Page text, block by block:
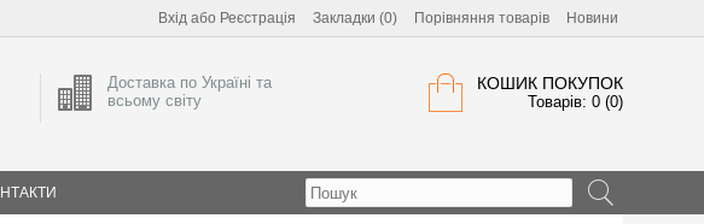
Вхід або Реєстрація Закладки (0) Порівняння товарів Новини
КОШИК ПОКУПОК
Товарів: 0 (0)
Доставка по Україні та
всьому світу